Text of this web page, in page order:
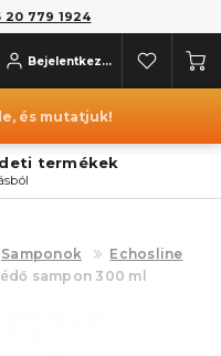
779 1924
Bejelentkezés
és mutatjuk!
termékek
Samponok
Echosline
sampon 300 ml